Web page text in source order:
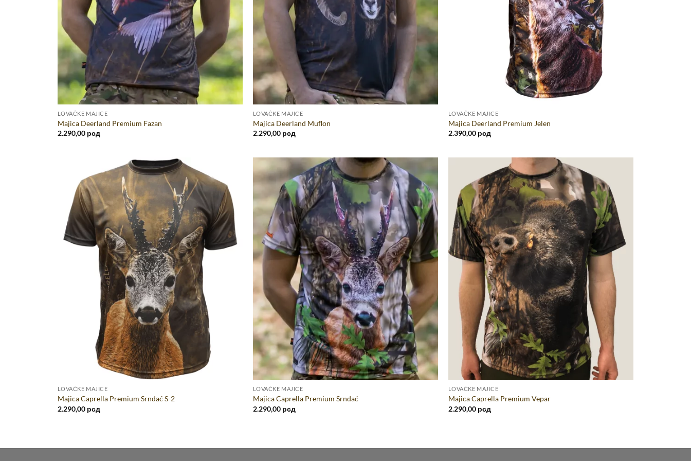
LOVAČKE MAJICE
Majica Deerland Premium Fazan
2.290,00 рсд
LOVAČKE MAJICE
Majica Deerland Muflon
2.290,00 рсд
LOVAČKE MAJICE
Majica Deerland Premium Jelen
2.390,00 рсд
LOVAČKE MAJICE
Majica Caprella Premium Srndać S-2
2.290,00 рсд
LOVAČKE MAJICE
Majica Caprella Premium Srndać
2.290,00 рсд
LOVAČKE MAJICE
Majica Caprella Premium Vepar
2.290,00 рсд